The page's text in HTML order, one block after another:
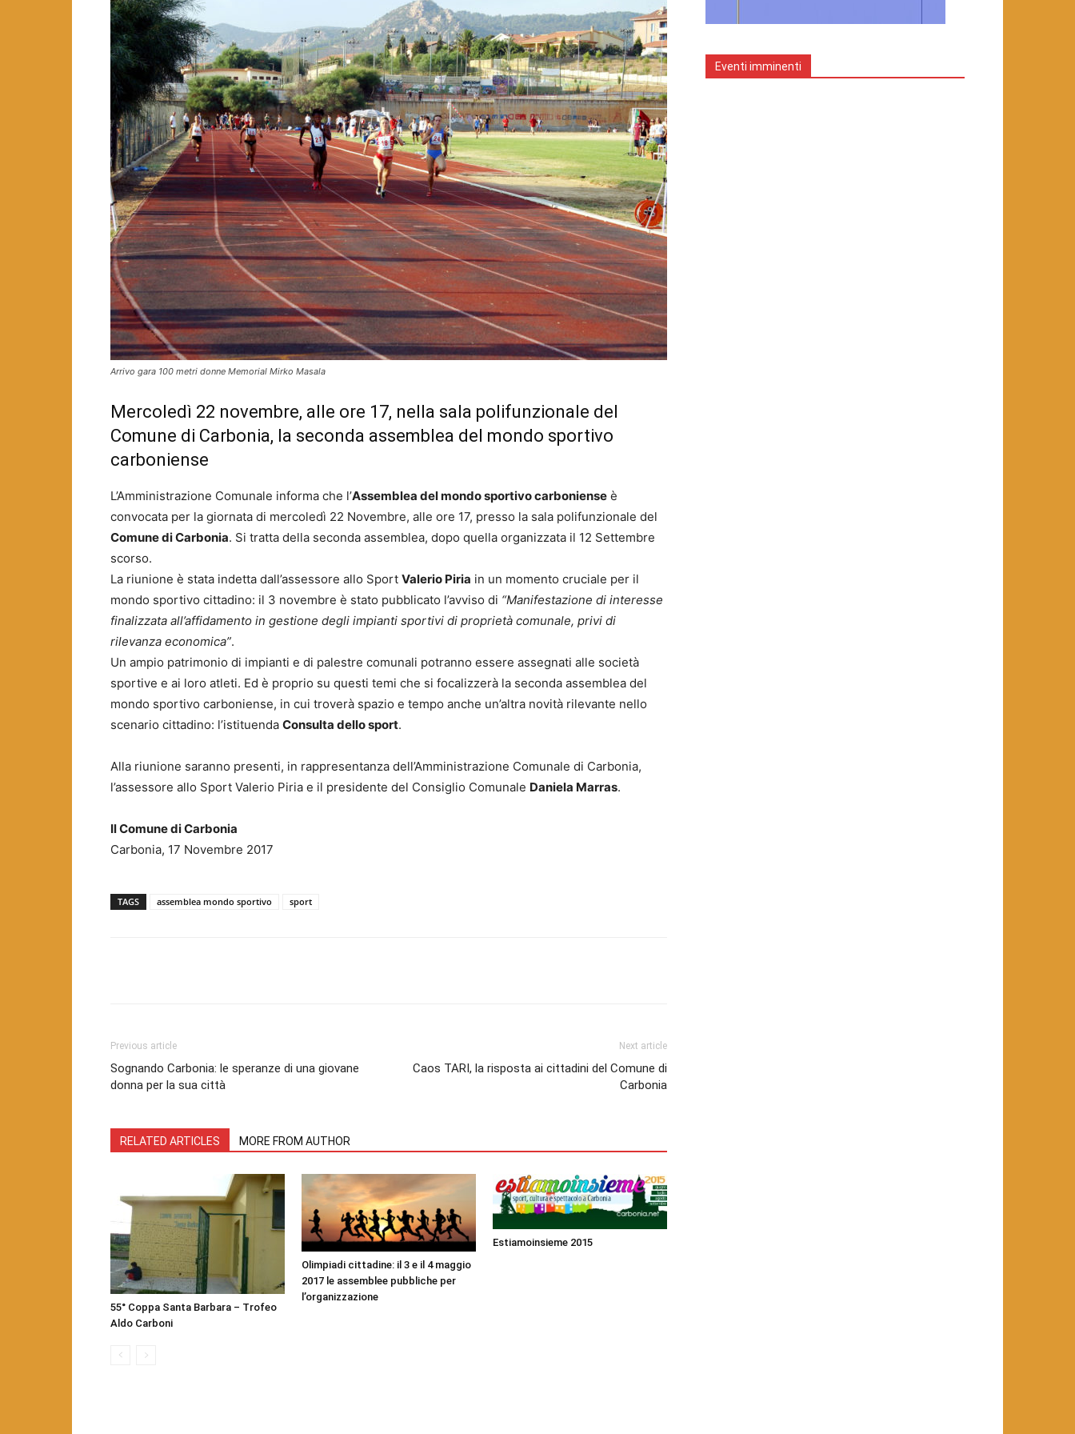
Arrivo gara 100 metri donne Memorial Mirko Masala
Mercoledì 22 novembre, alle ore 17, nella sala polifunzionale del
Comune di Carbonia, la seconda assemblea del mondo sportivo
carboniense
L’Amministrazione Comunale informa che l’Assemblea del mondo sportivo carboniense è
convocata per la giornata di mercoledì 22 Novembre, alle ore 17, presso la sala polifunzionale del
Comune di Carbonia. Si tratta della seconda assemblea, dopo quella organizzata il 12 Settembre
scorso.
La riunione è stata indetta dall’assessore allo Sport Valerio Piria in un momento cruciale per il
mondo sportivo cittadino: il 3 novembre è stato pubblicato l’avviso di “Manifestazione di interesse
finalizzata all’affidamento in gestione degli impianti sportivi di proprietà comunale, privi di
rilevanza economica”.
Un ampio patrimonio di impianti e di palestre comunali potranno essere assegnati alle società
sportive e ai loro atleti. Ed è proprio su questi temi che si focalizzerà la seconda assemblea del
mondo sportivo carboniense, in cui troverà spazio e tempo anche un’altra novità rilevante nello
scenario cittadino: l’istituenda Consulta dello sport.
Alla riunione saranno presenti, in rappresentanza dell’Amministrazione Comunale di Carbonia,
l’assessore allo Sport Valerio Piria e il presidente del Consiglio Comunale Daniela Marras.
Il Comune di Carbonia
Carbonia, 17 Novembre 2017
TAGS assemblea mondo sportivo sport
Previous article
Sognando Carbonia: le speranze di una giovane
donna per la sua città
Next article
Caos TARI, la risposta ai cittadini del Comune di
Carbonia
RELATED ARTICLES MORE FROM AUTHOR
55° Coppa Santa Barbara – Trofeo
Aldo Carboni
Olimpiadi cittadine: il 3 e il 4 maggio
2017 le assemblee pubbliche per
l’organizzazione
Estiamoinsieme 2015
Eventi imminenti